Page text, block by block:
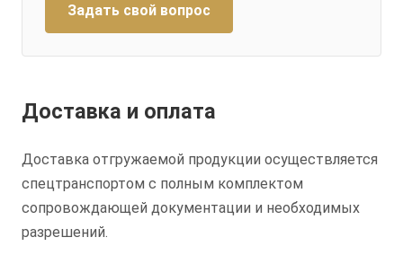
Задать свой вопрос
Доставка и оплата
Доставка отгружаемой продукции осуществляется
спецтранспортом с полным комплектом
сопровождающей документации и необходимых
разрешений.